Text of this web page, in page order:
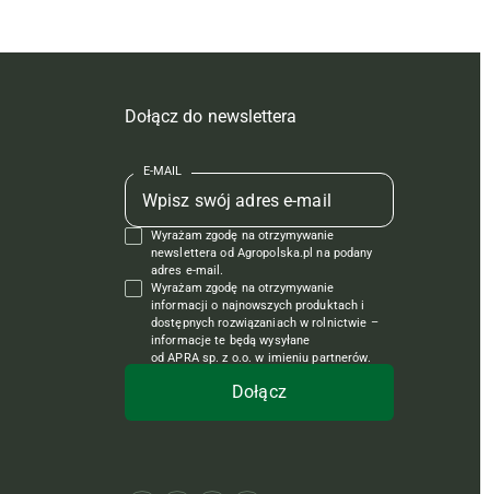
Dołącz do newslettera
E-MAIL
Wyrażam zgodę na otrzymywanie
newslettera od Agropolska.pl na podany
adres e-mail.
Wyrażam zgodę na otrzymywanie
informacji o najnowszych produktach i
dostępnych rozwiązaniach w rolnictwie –
informacje te będą wysyłane
od APRA sp. z o.o. w imieniu partnerów.